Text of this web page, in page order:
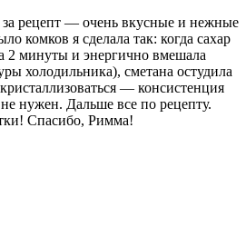
рецепт — очень вкусные и нежные
комков я сделала так: когда сахар
2 минуты и энергично вмешала
холодильника), сметана остудила
— консистенция
нужен. Дальше все по рецепту.
Спасибо, Римма!